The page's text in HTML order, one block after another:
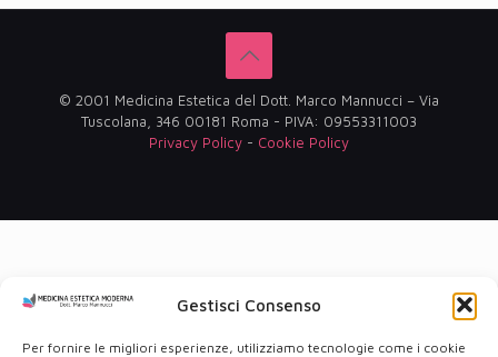
Gestisci Consenso
Per fornire le migliori esperienze, utilizziamo tecnologie come i cookie
© 2001 Medicina Estetica del Dott. Marco Mannucci – Via
Tuscolana, 346 00181 Roma - PIVA: 09553311003
Privacy Policy - Cookie Policy